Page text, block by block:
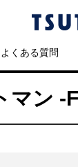
よくある質問
マン -